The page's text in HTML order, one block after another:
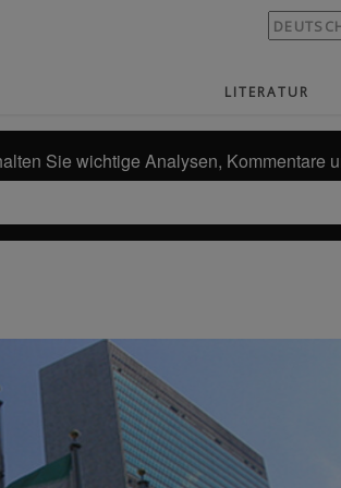
LITERATUR
Sie wichtige Analysen, Kommentare